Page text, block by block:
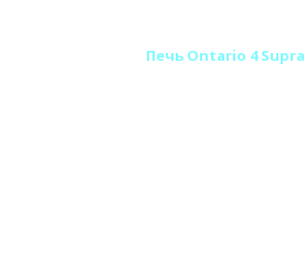
Печь Ontario 4